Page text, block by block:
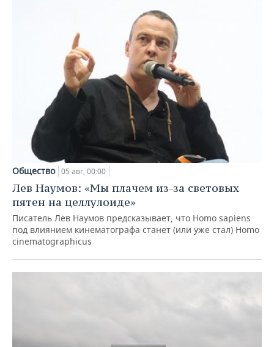
Общество 05 авг, 00:00
Лев Наумов: «Мы плачем из-за световых
пятен на целлулоиде»
Писатель Лев Наумов предсказывает, что Homo sapiens
под влиянием кинематографа станет (или уже стал) Homo
cinematographicus